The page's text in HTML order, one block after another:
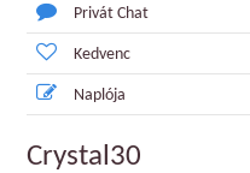
Privát Chat
Kedvenc
Naplója
Crystal30